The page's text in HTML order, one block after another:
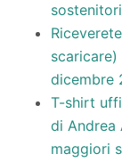
sostenitori
dicembre
T-shirt
di Andrea
maggiori